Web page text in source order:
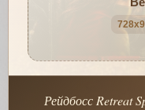
Рейдбосс Retreat